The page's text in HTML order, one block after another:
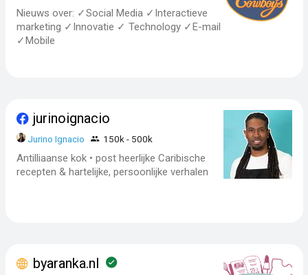
Nieuws over: ✓Social Media ✓Interactieve
marketing ✓Innovatie ✓ Technology ✓E-mail
✓Mobile
jurinoignacio
Jurino Ignacio 150k - 500k
Antilliaanse kok • post heerlijke Caribische
recepten & hartelijke, persoonlijke verhalen
byaranka.nl